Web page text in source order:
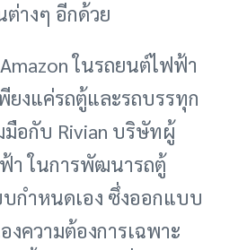
างๆ อีกด้วย
ในรถยนต์ไฟฟ้า
ยงแค่รถตู้และรถบรรทุก
มือกับ Rivian บริษัทผู้
า ในการพัฒนารถตู้
กำหนดเอง ซึ่งออกแบบ
ความต้องการเฉพาะ